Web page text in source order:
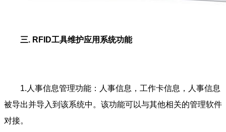
三. RFID工具维护应用系统功能
1.人事信息管理功能：人事信息，工作卡信息，人事信息
被导出并导入到该系统中。该功能可以与其他相关的管理软件
对接。